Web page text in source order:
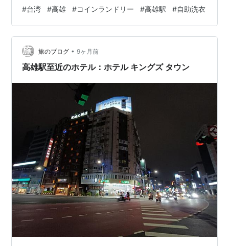
#台湾 #高雄 #コインランドリー #高雄駅 #自助洗衣
旅のブログ • 9ヶ月前
高雄駅至近のホテル：ホテル キングズ タウン